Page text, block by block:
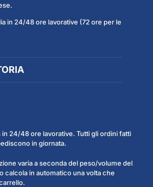
in 24/48 ore lavorative (72 ore per le
24/48 ore lavorative. Tutti gli ordini fatti
in giornata.
varia a seconda del peso/volume del
calcola in automatico una volta che